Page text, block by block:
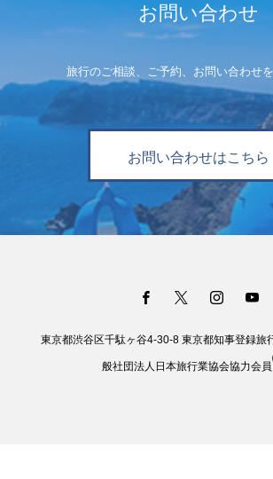
お問い合わせ
旅行のご相談、ご予約、お問い合わせを
お問い合わせはこちら
東京都渋谷区千駄ヶ谷4-30-8 東京都知事登録旅
般社団法人日本旅行業協会協力会員